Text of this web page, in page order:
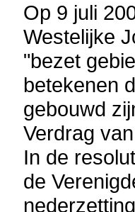
Op 9 juli
Westelijke
"bezet
betekenen
gebouwd
Verdrag
In de
de